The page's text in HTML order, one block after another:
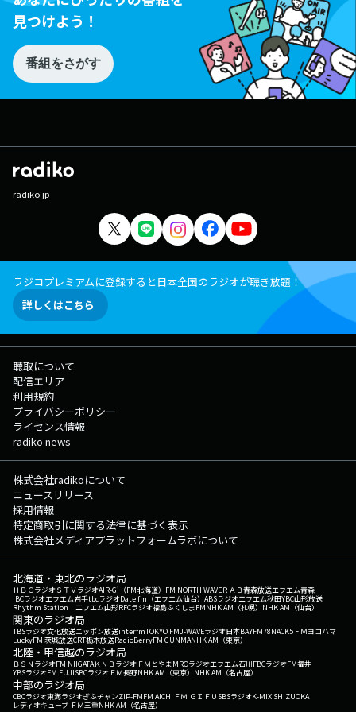
見つけよう！
番組をさがす
radiko.jp
ラジコプレミアムに登録すると日本全国のラジオが聴き放題！
詳しくはこちら
聴取について
配信エリア
利用規約
プライバシーポリシー
ライセンス情報
radiko news
株式会社radikoについて
ニュースリリース
採用情報
特定商取引に関する法律に基づく表示
株式会社メディアプラットフォームラボについて
北海道・東北のラジオ局
ＨＢＣラジオＳＴＶラジオAIR-G'（FM北海道） FM NORTH WAVEＲＡＢ青森放送エフエム青森
IBCラジオエフエム岩手tbcラジオDate fm（エフエム仙台） ABSラジオエフエム秋田YBC山形放送
Rhythm Station エフエム山形RFCラジオ福島ふくしまFMNHK AM（札幌） NHK AM（仙台）
関東のラジオ局
TBSラジオ文化放送ニッポン放送interfmTOKYO FMJ-WAVEラジオ日本BAYFM78NACK5 ＦＭヨコハマ
LuckyFM 茨城放送CRT栃木放送RadioBerryFM GUNMANHK AM（東京）
北陸・甲信越のラジオ局
ＢＳＮラジオFM NIIGATAＫＮＢラジオ ＦＭとやまMROラジオエフエム石川FBCラジオFM福井
YBSラジオFM FUJISBCラジオ ＦＭ長野NHK AM（東京） NHK AM（名古屋）
中部のラジオ局
CBCラジオ東海ラジオぎふチャンZIP-FMFM AICHI ＦＭ ＧＩＦＵ SBSラジオK-MIX SHIZUOKA
レディオキューブ ＦＭ三重NHK AM（名古屋）